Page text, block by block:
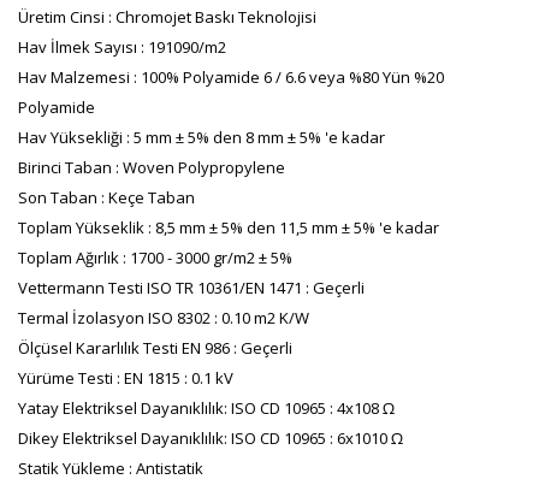
Üretim Cinsi : Chromojet Baskı Teknolojisi
Hav İlmek Sayısı : 191090/m2
Hav Malzemesi : 100% Polyamide 6 / 6.6 veya %80 Yün %20
Polyamide
Hav Yüksekliği : 5 mm ± 5% den 8 mm ± 5% 'e kadar
Birinci Taban : Woven Polypropylene
Son Taban : Keçe Taban
Toplam Yükseklik : 8,5 mm ± 5% den 11,5 mm ± 5% 'e kadar
Toplam Ağırlık : 1700 - 3000 gr/m2 ± 5%
Vettermann Testi ISO TR 10361/EN 1471 : Geçerli
Termal İzolasyon ISO 8302 : 0.10 m2 K/W
Ölçüsel Kararlılık Testi EN 986 : Geçerli
Yürüme Testi : EN 1815 : 0.1 kV
Yatay Elektriksel Dayanıklılık: ISO CD 10965 : 4x108 Ω
Dikey Elektriksel Dayanıklılık: ISO CD 10965 : 6x1010 Ω
Statik Yükleme : Antistatik